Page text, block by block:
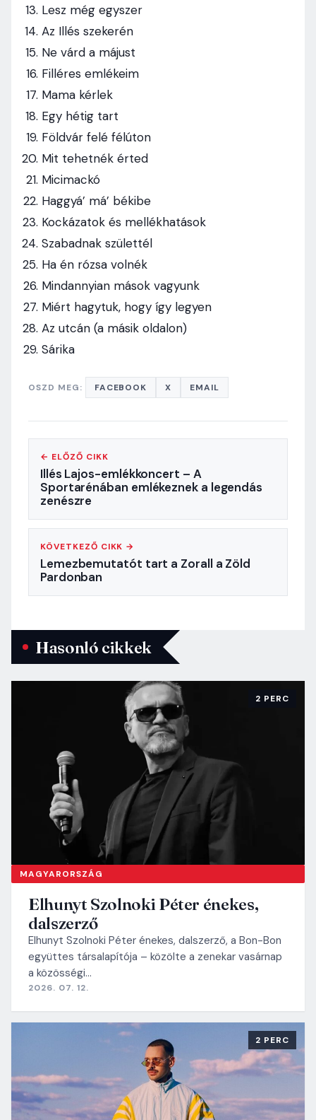
Lesz még egyszer
Az Illés szekerén
Ne várd a májust
Filléres emlékeim
Mama kérlek
Egy hétig tart
Földvár felé félúton
Mit tehetnék érted
Micimackó
Haggyá’ má’ békibe
Kockázatok és mellékhatások
Szabadnak születtél
Ha én rózsa volnék
Mindannyian mások vagyunk
Miért hagytuk, hogy így legyen
Az utcán (a másik oldalon)
Sárika
OSZD MEG: FACEBOOK X EMAIL
← ELŐZŐ CIKK
Illés Lajos-emlékkoncert – A
Sportarénában emlékeznek a legendás
zenészre
KÖVETKEZŐ CIKK →
Lemezbemutatót tart a Zorall a Zöld
Pardonban
Hasonló cikkek
MAGYARORSZÁG
2 PERC
Elhunyt Szolnoki Péter énekes,
dalszerző
Elhunyt Szolnoki Péter énekes, dalszerző, a Bon-Bon
együttes társalapítója – közölte a zenekar vasárnap
a közösségi…
2026. 07. 12.
2 PERC